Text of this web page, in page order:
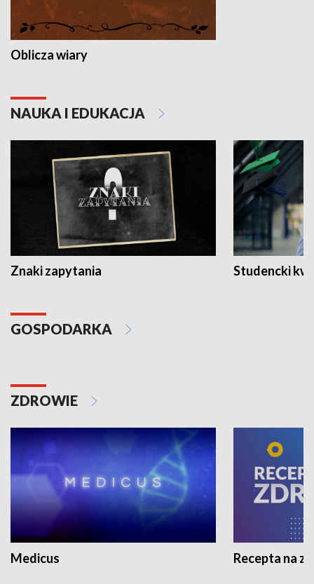
Oblicza wiary
NAUKA I EDUKACJA
Znaki zapytania Studencki
GOSPODARKA
ZDROWIE
Medicus Recepta na